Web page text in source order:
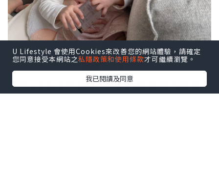
近年NMN大行期道, 可以抗衰逆齡的產品
U Lifestyle 會使用Cookies來改善您的網站體驗，請確定
您同意接受本網站之私隱政策和使用條款才可繼續瀏覽。
我已閱讀及同意